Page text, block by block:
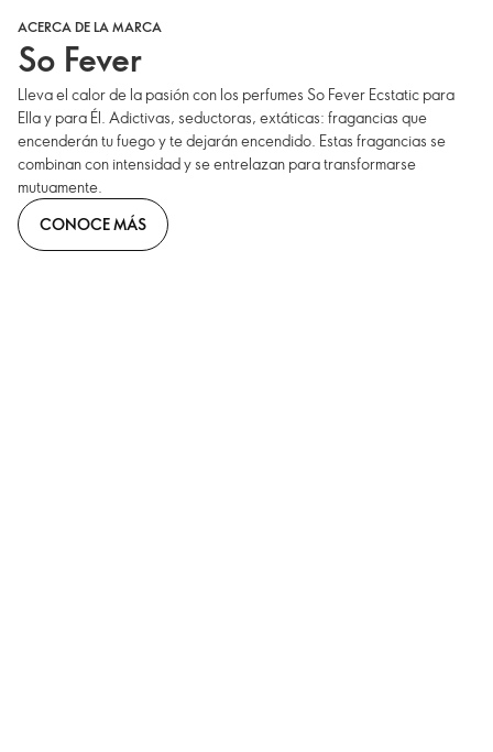
ACERCA DE LA MARCA
So Fever
Lleva el calor de la pasión con los perfumes So Fever Ecstatic para
Ella y para Él. Adictivas, seductoras, extáticas: fragancias que
encenderán tu fuego y te dejarán encendido. Estas fragancias se
combinan con intensidad y se entrelazan para transformarse
mutuamente.
CONOCE MÁS